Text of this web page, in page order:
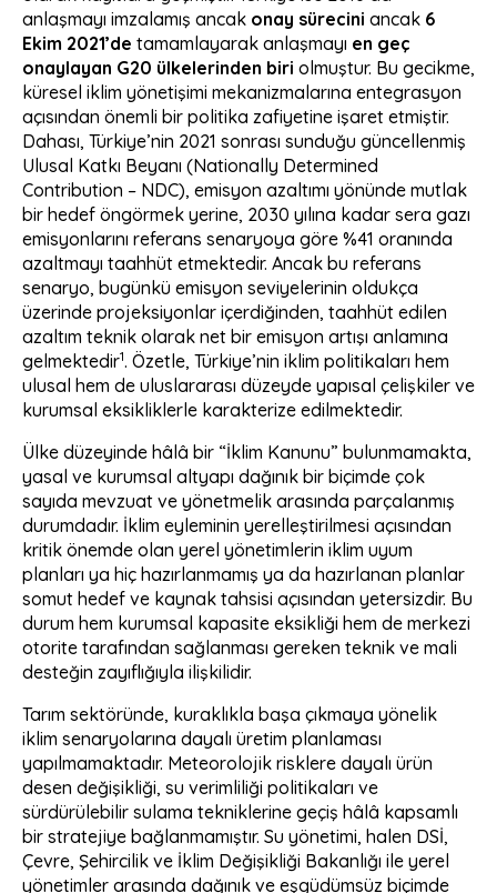
anlaşmayı imzalamış ancak onay sürecini ancak 6
Ekim 2021’de tamamlayarak anlaşmayı en geç
onaylayan G20 ülkelerinden biri olmuştur. Bu gecikme,
küresel iklim yönetişimi mekanizmalarına entegrasyon
açısından önemli bir politika zafiyetine işaret etmiştir.
Dahası, Türkiye’nin 2021 sonrası sunduğu güncellenmiş
Ulusal Katkı Beyanı (Nationally Determined
Contribution – NDC), emisyon azaltımı yönünde mutlak
bir hedef öngörmek yerine, 2030 yılına kadar sera gazı
emisyonlarını referans senaryoya göre %41 oranında
azaltmayı taahhüt etmektedir. Ancak bu referans
senaryo, bugünkü emisyon seviyelerinin oldukça
üzerinde projeksiyonlar içerdiğinden, taahhüt edilen
azaltım teknik olarak net bir emisyon artışı anlamına
gelmektedir1. Özetle, Türkiye’nin iklim politikaları hem
ulusal hem de uluslararası düzeyde yapısal çelişkiler ve
kurumsal eksikliklerle karakterize edilmektedir.
Ülke düzeyinde hâlâ bir “İklim Kanunu” bulunmamakta,
yasal ve kurumsal altyapı dağınık bir biçimde çok
sayıda mevzuat ve yönetmelik arasında parçalanmış
durumdadır. İklim eyleminin yerelleştirilmesi açısından
kritik önemde olan yerel yönetimlerin iklim uyum
planları ya hiç hazırlanmamış ya da hazırlanan planlar
somut hedef ve kaynak tahsisi açısından yetersizdir. Bu
durum hem kurumsal kapasite eksikliği hem de merkezi
otorite tarafından sağlanması gereken teknik ve mali
desteğin zayıflığıyla ilişkilidir.
Tarım sektöründe, kuraklıkla başa çıkmaya yönelik
iklim senaryolarına dayalı üretim planlaması
yapılmamaktadır. Meteorolojik risklere dayalı ürün
desen değişikliği, su verimliliği politikaları ve
sürdürülebilir sulama tekniklerine geçiş hâlâ kapsamlı
bir stratejiye bağlanmamıştır. Su yönetimi, halen DSİ,
Çevre, Şehircilik ve İklim Değişikliği Bakanlığı ile yerel
yönetimler arasında dağınık ve eşgüdümsüz biçimde